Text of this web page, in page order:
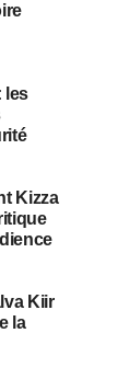
les
Kizza
Kiir
la